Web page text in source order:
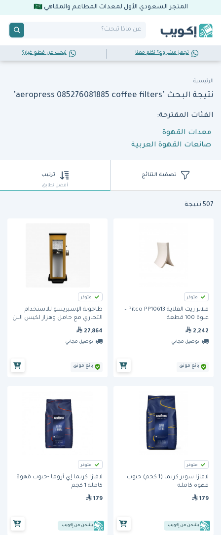
المتجر السعودي الأول لمعدات المطاعم والمقاهي
تجهز مشروع؟ تكلم معنا تبحث عن قطع غيار؟
الرئيسية
نتيجة البحث "aeropress 085276081885 coffee filters"
الفئات المقترحة:
معدات القهوة
صانعات القهوة العربية
تصفية النتائج ترتيب
أفضل تطابق
507 نتيجة
متوفر
فلاتر زيت القلاية Pitco PP10613 –
عبوة 100 قطعة
2,242
توصيل مجاني
بائع موثق
متوفر
طاحونة الإسبريسو للاستخدام
التجاري مع حامل وهزاز لكيس البن
27,864
توصيل مجاني
بائع موثق
متوفر
لافازا سوبر كريما (1 كجم) حبوب
قهوة كاملة
179
يشحن من إكويب
متوفر
لافازا كريما إي أروما -حبوب قهوة
كاملة 1 كجم
179
يشحن من إكويب